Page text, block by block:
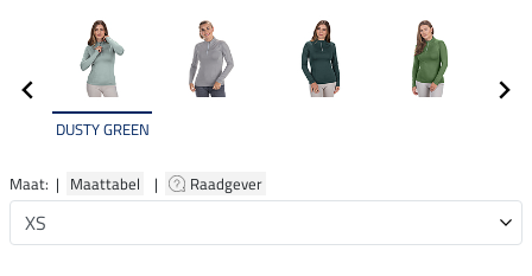
DUSTY GREEN
Maat: | Maattabel | Raadgever